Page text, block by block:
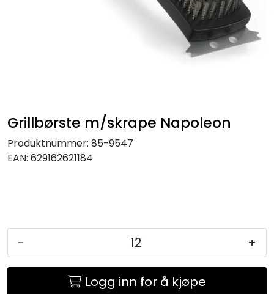
Grillbørste m/skrape Napoleon
Produktnummer: 85-9547
EAN: 629162621184
- +
Logg inn for å kjøpe
JUL